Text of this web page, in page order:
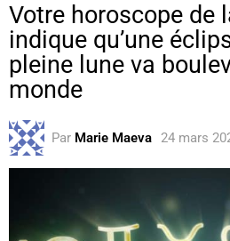
Votre horoscope de
indique qu’une
pleine lune va
monde
Par Marie Maeva 24 mars